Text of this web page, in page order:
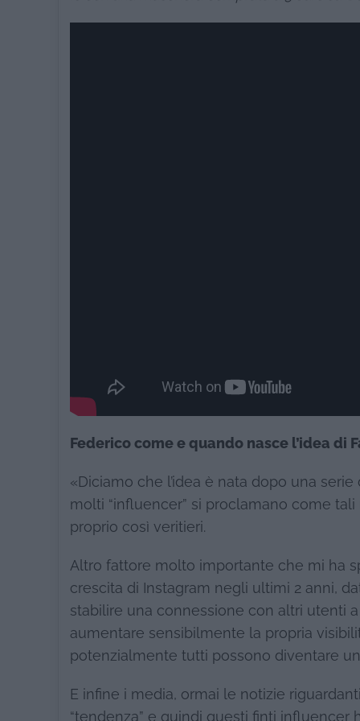
Federico come e quando nasce l’idea di
«Diciamo che l’idea è nata dopo una
molti “influencer” si proclamano come
proprio così veritieri.
Altro fattore molto importante che mi ha
crescita di Instagram negli ultimi 2 anni,
stabilire una connessione con altri utenti
aumentare sensibilmente la propria
potenzialmente tutti possono diventare
E infine i media, ormai le notizie
“tendenza” e quindi questi finti influencer